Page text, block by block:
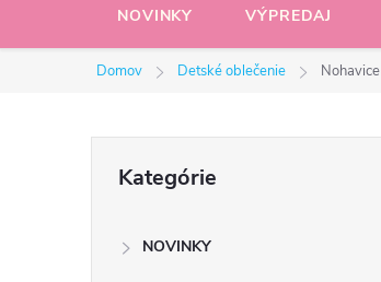
NOVINKY VÝPREDAJ
Domov Detské oblečenie Nohavice
kategórie
Kategórie
NOVINKY